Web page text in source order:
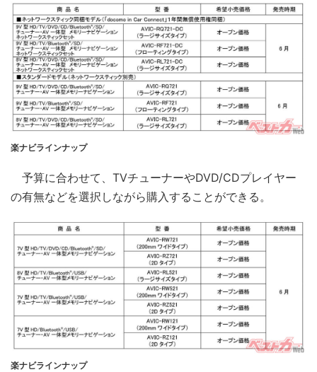
楽ナビラインナップ
予算に合わせて、TVチューナーやDVD/CDプレイヤー
の有無などを選択しながら購入することができる。
楽ナビラインナップ